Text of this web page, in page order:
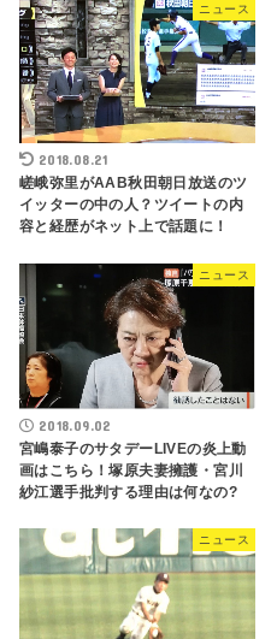
ニュース
2018.08.21
嵯峨弥里がAAB秋田朝日放送のツ
イッターの中の人？ツイートの内
容と経歴がネット上で話題に！
ニュース
2018.09.02
宮嶋泰子のサタデーLIVEの炎上動
画はこちら！塚原夫妻擁護・宮川
紗江選手批判する理由は何なの?
ニュース